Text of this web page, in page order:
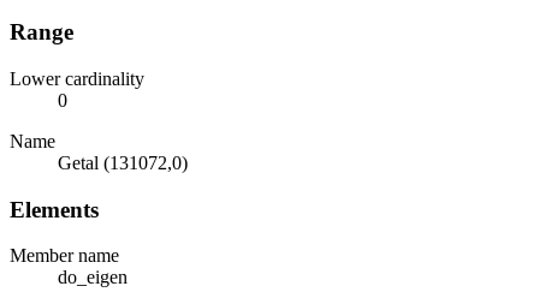
Range
Lower cardinality
0
Name
Getal (131072,0)
Elements
Member name
do_eigen